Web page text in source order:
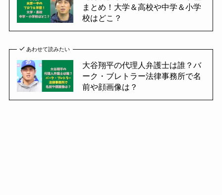
まとめ！大学＆高校や中学＆小学
校はどこ？
あわせて読みたい
大谷翔平の代理人弁護士は誰？バ
ーク・ブレトラー法律事務所で名
前や顔画像は？